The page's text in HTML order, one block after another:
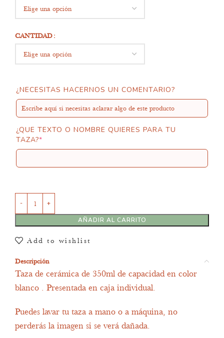
CANTIDAD
¿NECESITAS HACERNOS UN COMENTARIO?
¿QUE TEXTO O NOMBRE QUIERES PARA TU
TAZA?*
AÑADIR AL CARRITO
Add to wishlist
Descripción
Taza de cerámica de 350ml de capacidad en color
blanco . Presentada en caja individual.
Puedes lavar tu taza a mano o a máquina, no
perderás la imagen si se verá dañada.